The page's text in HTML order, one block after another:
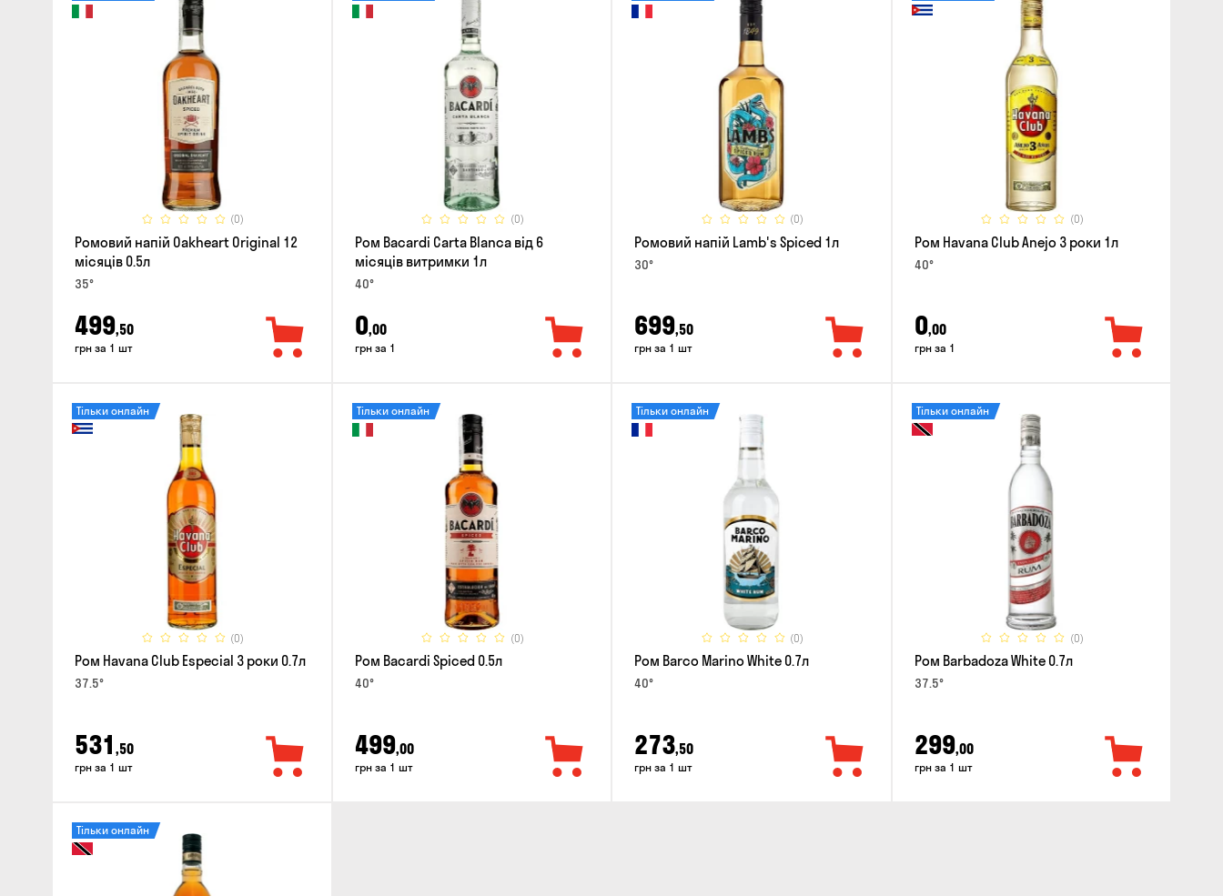
(0)
Ромовий напій Oakheart Original 12
місяців 0.5л
35°
499,50
грн за 1 шт
(0)
Ром Bacardi Carta Blanca від 6
місяців витримки 1л
40°
0,00
грн за 1
(0)
Ромовий напій Lamb's Spiced 1л
30°
699,50
грн за 1 шт
(0)
Ром Havana Club Anejo 3 роки 1л
40°
0,00
грн за 1
(0)
Тільки онлайн
Ром Havana Club Especial 3 роки 0.7л
37.5°
531 ,50
грн за 1 шт
(0)
Тільки онлайн
Ром Bacardi Spiced 0.5л
40°
499,00
грн за 1 шт
(0)
Тільки онлайн
Ром Barco Marino White 0.7л
40°
273,50
грн за 1 шт
(0)
Тільки онлайн
Ром Barbadoza White 0.7л
37.5°
299,00
грн за 1 шт
Тільки онлайн